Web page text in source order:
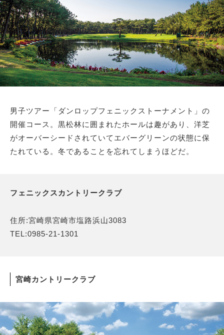
男子ツアー「ダンロップフェニックストーナメント」の
開催コース。黒松林に囲まれたホールは趣があり、洋芝
がオーバーシードされていてエバーグリーンの状態に保
たれている。冬であることを忘れてしまうほどだ。
フェニックスカントリークラブ
住所:宮崎県宮崎市塩路浜山3083
TEL:0985-21-1301
宮崎カントリークラブ